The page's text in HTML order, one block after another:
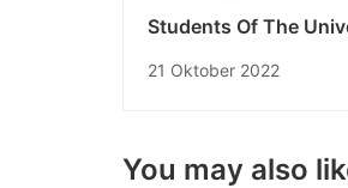
Students Of The
21 Oktober 2022
You may also